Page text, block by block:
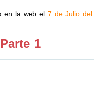
en la web el 7 de Julio del
1